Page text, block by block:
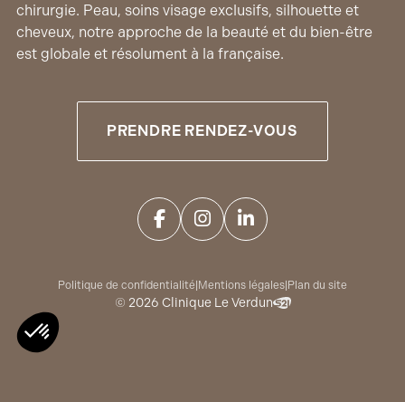
chirurgie. Peau, soins visage exclusifs, silhouette et
cheveux, notre approche de la beauté et du bien-être
est globale et résolument à la française.
PRENDRE RENDEZ-VOUS
Politique de confidentialité Mentions légales Plan du site
© 2026 Clinique Le Verdun